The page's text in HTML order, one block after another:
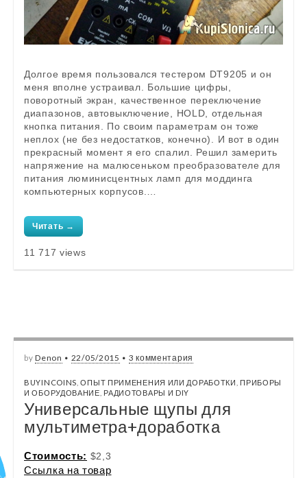
Долгое время пользовался тестером DT9205 и он
меня вполне устраивал. Большие цифры,
поворотный экран, качественное переключение
диапазонов, автовыключение, HOLD, отдельная
кнопка питания. По своим параметрам он тоже
неплох (не без недостатков, конечно). И вот в один
прекрасный момент я его спалил. Решил замерить
напряжение на малюсеньком преобразователе для
питания люминисцентных ламп для моддинга
компьютерных корпусов.…
Читать →
11 717 views
byDenon • 22/05/2015 • 3 комментария
BUYINCOINS ,ОПЫТ ПРИМЕНЕНИЯ ИЛИ ДОРАБОТКИ
ПРИБОРЫ
И ОБОРУДОВАНИЕ РАДИОТОВАРЫ И DIY
Универсальные щупы для
мультиметра+доработка
Стоимость: $2,3
Ссылка на товар